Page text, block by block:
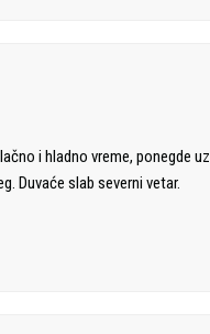
i hladno vreme, ponegde uz
Duvaće slab severni vetar.